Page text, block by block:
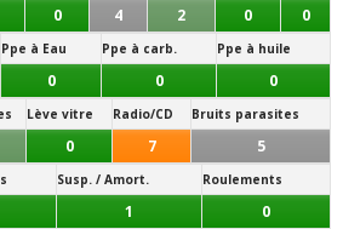
0 4 2 0 0
Ppe à Eau Ppe à carb. Ppe à huile
0 0 0
Lève vitre Radio/CD Bruits parasites
0 7 5
Susp. / Amort. Roulements
1 0